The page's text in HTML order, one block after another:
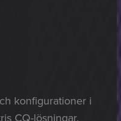
konfigurationer i
CQ-lösningar.